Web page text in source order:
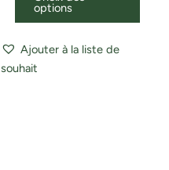
options
Ajouter à la liste de
souhait